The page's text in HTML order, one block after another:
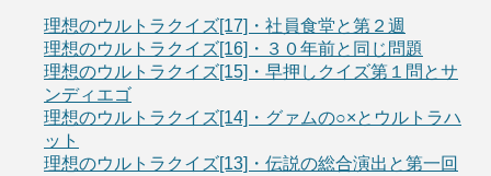
理想のウルトラクイズ[17]・社員食堂と第２週
理想のウルトラクイズ[16]・３０年前と同じ問題
理想のウルトラクイズ[15]・早押しクイズ第１問とサ
ンディエゴ
理想のウルトラクイズ[14]・グァムの○×とウルトラハ
ット
理想のウルトラクイズ[13]・伝説の総合演出と第一回